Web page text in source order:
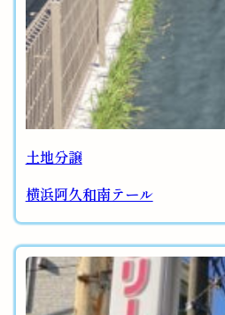
土地分譲
横浜阿久和南テール